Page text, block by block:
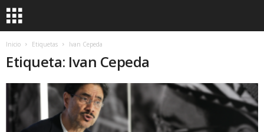
Inicio Etiquetas Ivan Cepeda
Etiqueta: Ivan Cepeda